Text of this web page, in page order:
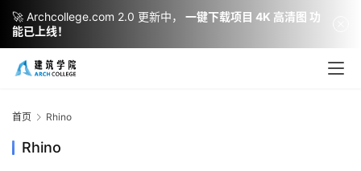
首页 Rhino
Rhino
🚀 Archcollege.com 2.0 更新中，
一键下载项目 4K 高清图 功
能已上线！